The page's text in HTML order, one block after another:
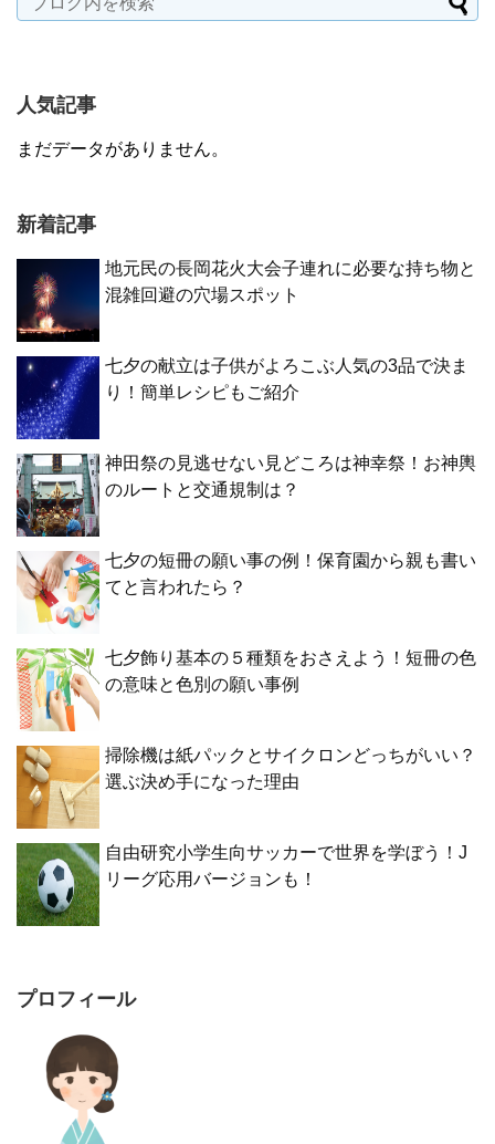
人気記事
まだデータがありません。
新着記事
地元民の長岡花火大会子連れに必要な持ち物と
混雑回避の穴場スポット
七夕の献立は子供がよろこぶ人気の3品で決ま
り！簡単レシピもご紹介
神田祭の見逃せない見どころは神幸祭！お神輿
のルートと交通規制は？
七夕の短冊の願い事の例！保育園から親も書い
てと言われたら？
七夕飾り基本の５種類をおさえよう！短冊の色
の意味と色別の願い事例
掃除機は紙パックとサイクロンどっちがいい？
選ぶ決め手になった理由
自由研究小学生向サッカーで世界を学ぼう！J
リーグ応用バージョンも！
プロフィール